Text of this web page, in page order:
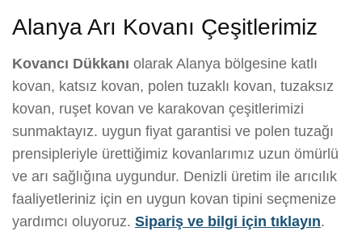
Alanya Arı Kovanı Çeşitlerimiz
Kovancı Dükkanı olarak Alanya bölgesine katlı
kovan, katsız kovan, polen tuzaklı kovan, tuzaksız
kovan, ruşet kovan ve karakovan çeşitlerimizi
sunmaktayız. uygun fiyat garantisi ve polen tuzağı
prensipleriyle ürettiğimiz kovanlarımız uzun ömürlü
ve arı sağlığına uygundur. Denizli üretim ile arıcılık
faaliyetleriniz için en uygun kovan tipini seçmenize
yardımcı oluyoruz. Sipariş ve bilgi için tıklayın.